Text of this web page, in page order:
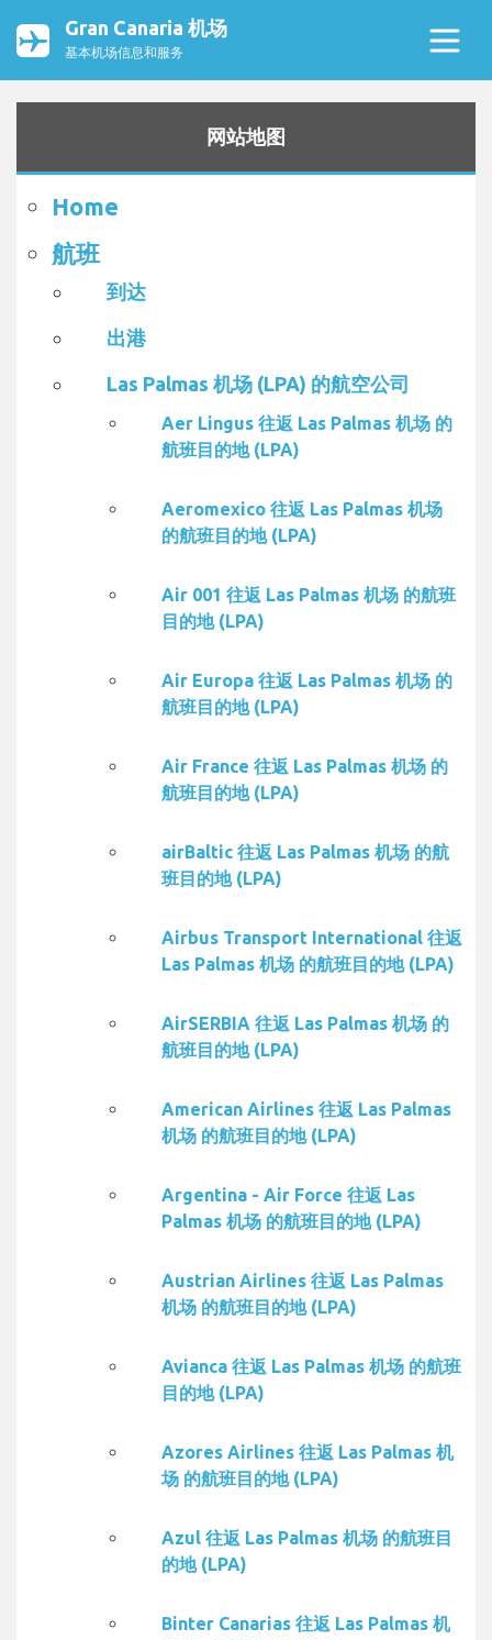
Gran Canaria 机场
基本机场信息和服务
网站地图
Home
航班
到达
出港
Las Palmas 机场 (LPA) 的航空公司
Aer Lingus 往返 Las Palmas 机场 的
航班目的地 (LPA)
Aeromexico 往返 Las Palmas 机场
的航班目的地 (LPA)
Air 001 往返 Las Palmas 机场 的航班
目的地 (LPA)
Air Europa 往返 Las Palmas 机场 的
航班目的地 (LPA)
Air France 往返 Las Palmas 机场 的
航班目的地 (LPA)
airBaltic 往返 Las Palmas 机场 的航
班目的地 (LPA)
Airbus Transport International 往返
Las Palmas 机场 的航班目的地 (LPA)
AirSERBIA 往返 Las Palmas 机场 的
航班目的地 (LPA)
American Airlines 往返 Las Palmas
机场 的航班目的地 (LPA)
Argentina - Air Force 往返 Las
Palmas 机场 的航班目的地 (LPA)
Austrian Airlines 往返 Las Palmas
机场 的航班目的地 (LPA)
Avianca 往返 Las Palmas 机场 的航班
目的地 (LPA)
Azores Airlines 往返 Las Palmas 机
场 的航班目的地 (LPA)
Azul 往返 Las Palmas 机场 的航班目
的地 (LPA)
Binter Canarias 往返 Las Palmas 机